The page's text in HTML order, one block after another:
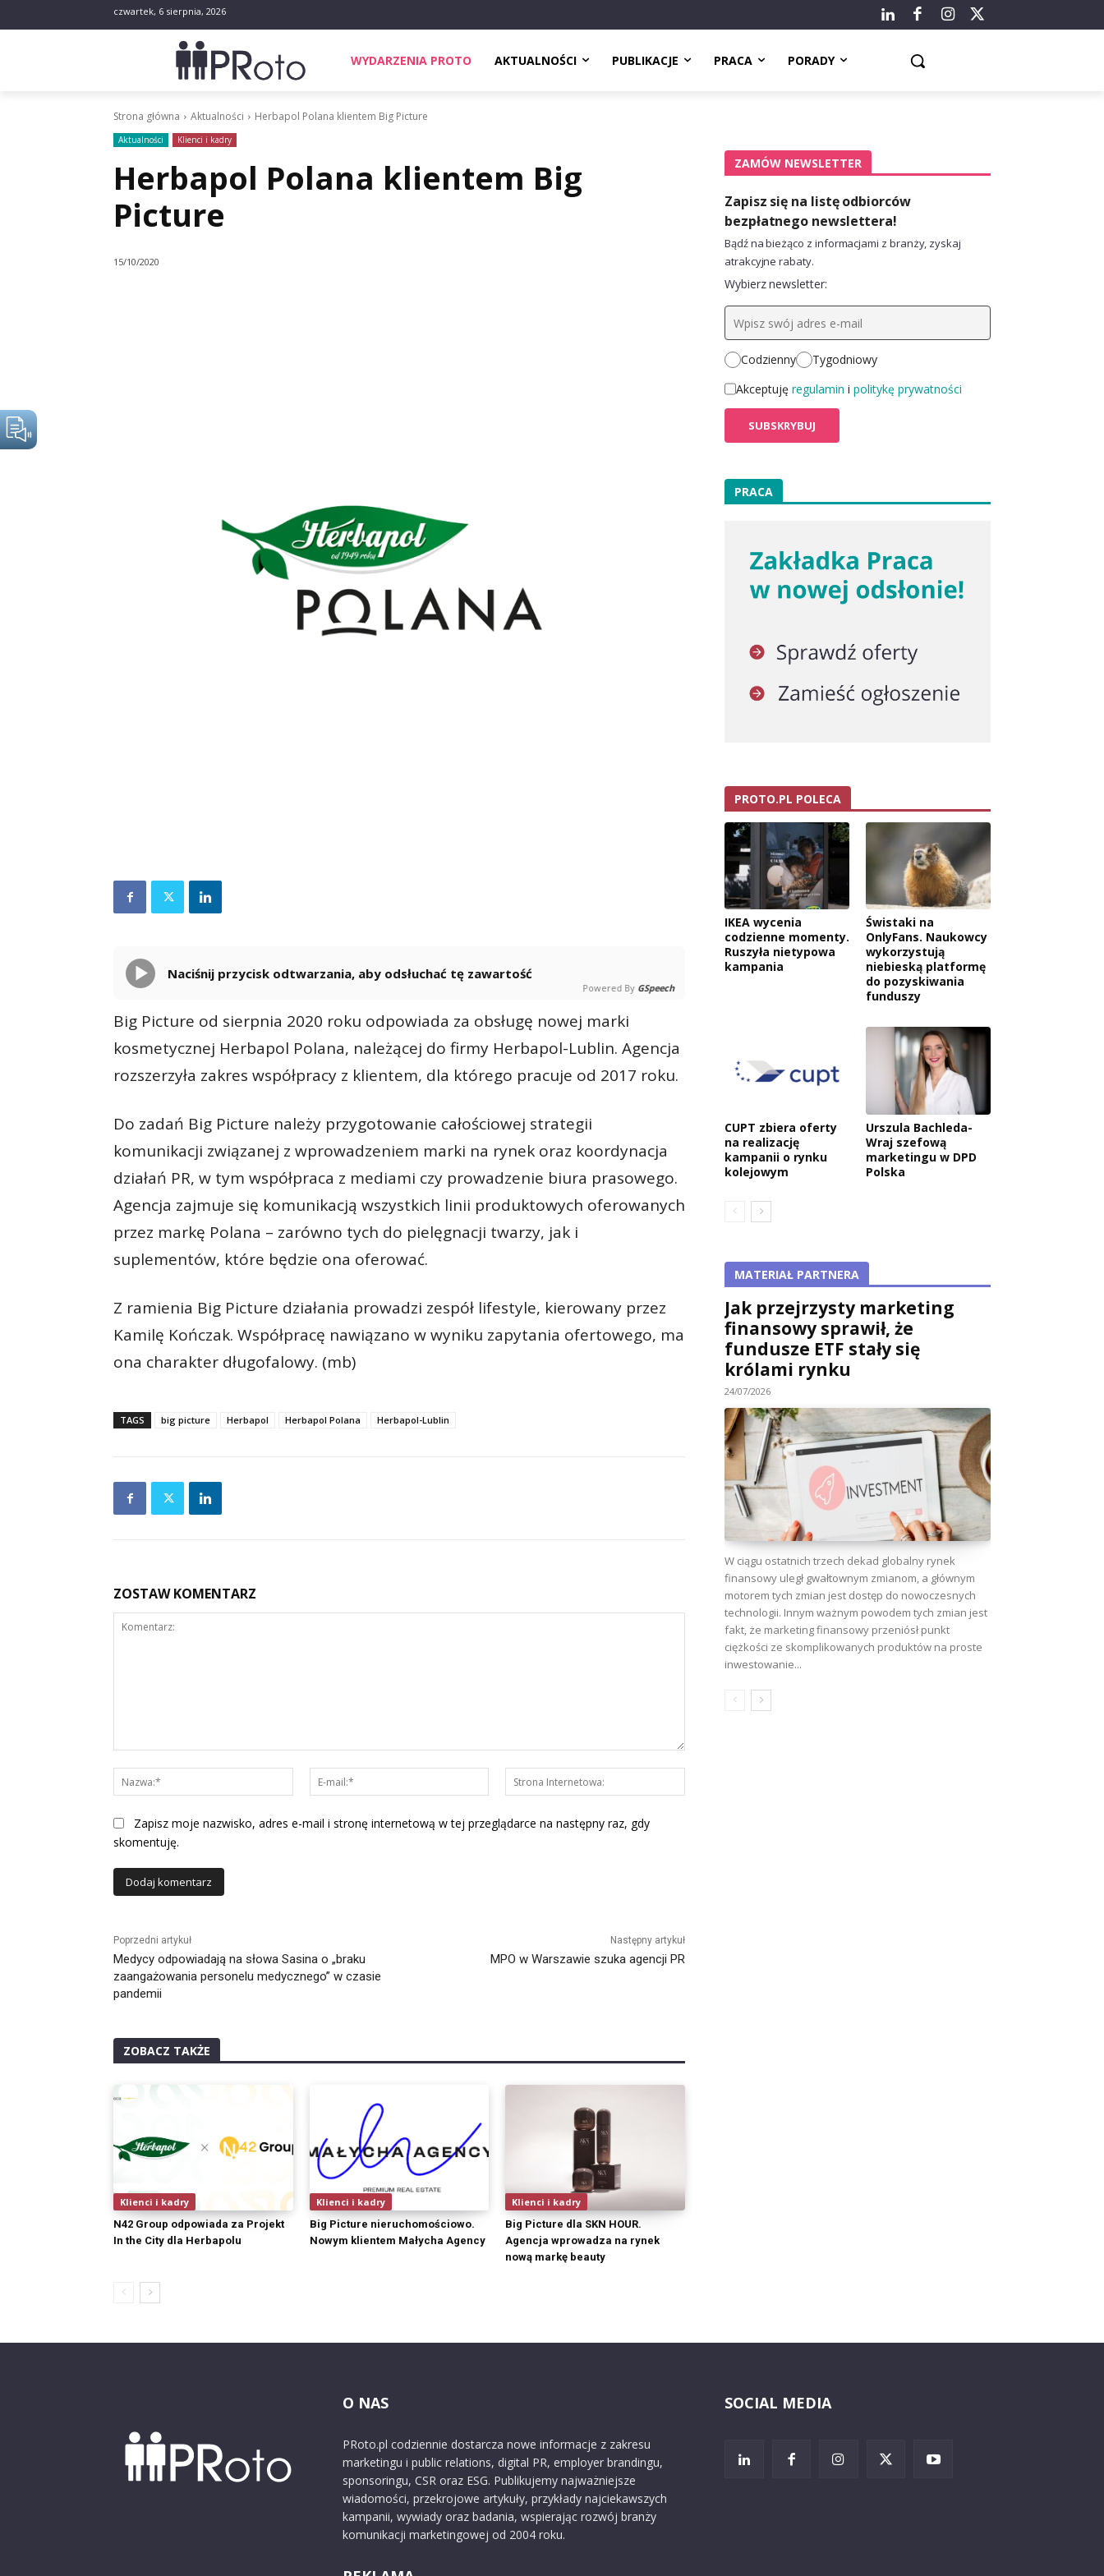
czwartek, 6 sierpnia, 2026
WYDARZENIA PROTO AKTUALNOŚCI PUBLIKACJE PRACA PORADY
Strona główna Aktualności Herbapol Polana klientem Big Picture
Aktualności Klienci i kadry
Herbapol Polana klientem Big
Picture
15/10/2020
Naciśnij przycisk odtwarzania, aby odsłuchać tę zawartość
Powered By GSpeech
Big Picture od sierpnia 2020 roku odpowiada za obsługę nowej marki
kosmetycznej Herbapol Polana, należącej do firmy Herbapol-Lublin. Agencja
rozszerzyła zakres współpracy z klientem, dla którego pracuje od 2017 roku.
Do zadań Big Picture należy przygotowanie całościowej strategii
komunikacji związanej z wprowadzeniem marki na rynek oraz koordynacja
działań PR, w tym współpraca z mediami czy prowadzenie biura prasowego.
Agencja zajmuje się komunikacją wszystkich linii produktowych oferowanych
przez markę Polana – zarówno tych do pielęgnacji twarzy, jak i
suplementów, które będzie ona oferować.
Z ramienia Big Picture działania prowadzi zespół lifestyle, kierowany przez
Kamilę Kończak. Współpracę nawiązano w wyniku zapytania ofertowego, ma
ona charakter długofalowy. (mb)
TAGS big picture Herbapol Herbapol Polana Herbapol-Lublin
ZOSTAW KOMENTARZ
Nazwa:*
mail:*
Internetowa:
Zapisz moje nazwisko, adres e-mail i stronę internetową w tej przeglądarce na następny raz, gdy
skomentuję.
Poprzedni artykuł
Medycy odpowiadają na słowa Sasina o „braku
zaangażowania personelu medycznego” w czasie
pandemii
Następny artykuł
MPO w Warszawie szuka agencji PR
ZOBACZ TAKŻE
Klienci i kadry
N42 Group odpowiada za Projekt
In the City dla Herbapolu
Klienci i kadry
Big Picture nieruchomościowo.
Nowym klientem Małycha Agency
Klienci i kadry
Big Picture dla SKN HOUR.
Agencja wprowadza na rynek
nową markę beauty
ZAMÓW NEWSLETTER
Zapisz się na listę odbiorców
bezpłatnego newslettera!
Bądź na bieżąco z informacjami z branży, zyskaj
atrakcyjne rabaty.
Wybierz newsletter:
Codzienny
Tygodniowy
Akceptuję regulamin i politykę prywatności
PRACA
PROTO.PL POLECA
IKEA wycenia
codzienne momenty.
Ruszyła nietypowa
kampania
Świstaki na
OnlyFans. Naukowcy
wykorzystują
niebieską platformę
do pozyskiwania
funduszy
CUPT zbiera oferty
na realizację
kampanii o rynku
kolejowym
Urszula Bachleda-
Wraj szefową
marketingu w DPD
Polska
MATERIAŁ PARTNERA
Jak przejrzysty marketing
finansowy sprawił, że
fundusze ETF stały się
królami rynku
24/07/2026
W ciągu ostatnich trzech dekad globalny rynek
finansowy uległ gwałtownym zmianom, a głównym
motorem tych zmian jest dostęp do nowoczesnych
technologii. Innym ważnym powodem tych zmian jest
fakt, że marketing finansowy przeniósł punkt
ciężkości ze skomplikowanych produktów na proste
inwestowanie...
O NAS
PRoto.pl codziennie dostarcza nowe informacje z zakresu
marketingu i public relations, digital PR, employer brandingu,
sponsoringu, CSR oraz ESG. Publikujemy najważniejsze
wiadomości, przekrojowe artykuły, przykłady najciekawszych
kampanii, wywiady oraz badania, wspierając rozwój branży
komunikacji marketingowej od 2004 roku.
SOCIAL MEDIA